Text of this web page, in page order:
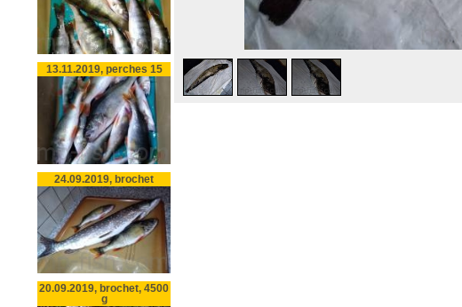
13.11.2019, perches 15
24.09.2019, brochet
20.09.2019, brochet, 4500
g